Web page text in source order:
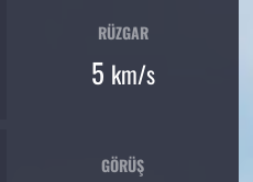
RÜZGAR
5 km/s
GÖRÜŞ